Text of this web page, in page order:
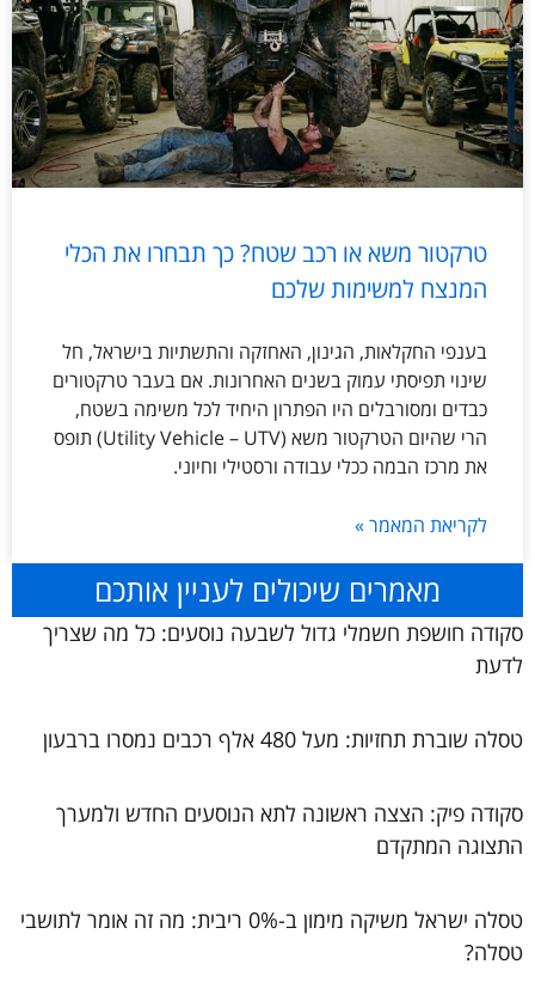
טרקטור משא או רכב שטח? כך תבחרו את הכלי
המנצח למשימות שלכם
בענפי החקלאות, הגינון, האחזקה והתשתיות בישראל, חל
שינוי תפיסתי עמוק בשנים האחרונות. אם בעבר טרקטורים
כבדים ומסורבלים היו הפתרון היחיד לכל משימה בשטח,
הרי שהיום הטרקטור משא (Utility Vehicle – UTV) תופס
את מרכז הבמה ככלי עבודה ורסטילי וחיוני.
לקריאת המאמר »
מאמרים שיכולים לעניין אותכם
סקודה חושפת חשמלי גדול לשבעה נוסעים: כל מה שצריך
לדעת
טסלה שוברת תחזיות: מעל 480 אלף רכבים נמסרו ברבעון
סקודה פיק: הצצה ראשונה לתא הנוסעים החדש ולמערך
התצוגה המתקדם
טסלה ישראל משיקה מימון ב-0% ריבית: מה זה אומר לתושבי
טסלה?